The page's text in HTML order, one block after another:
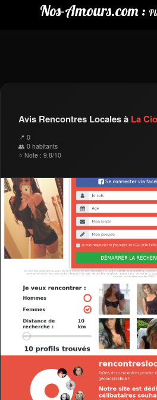
Nos-Amours.com :
Avis Rencontres Locales à La
📍 0
👥 0 habitants
⭐ Note : 9.8/10